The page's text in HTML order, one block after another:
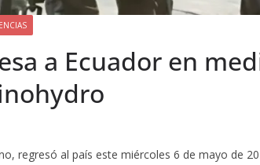
a Ecuador en
regresó al país este miércoles 6 de mayo de